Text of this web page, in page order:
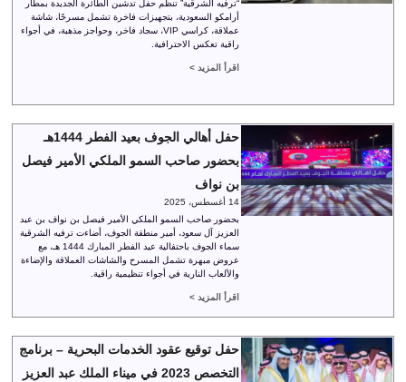
“ترفيه الشرقية” تنظم حفل تدشين الطائرة الجديدة بمطار
أرامكو السعودية، بتجهيزات فاخرة تشمل مسرحًا، شاشة
عملاقة، كراسي VIP، سجاد فاخر، وحواجز مذهبة، في أجواء
راقية تعكس الاحترافية.
اقرأ المزيد >
حفل أهالي الجوف بعيد الفطر 1444هـ
بحضور صاحب السمو الملكي الأمير فيصل
بن نواف
14 أغسطس، 2025
بحضور صاحب السمو الملكي الأمير فيصل بن نواف بن عبد
العزيز آل سعود، أمير منطقة الجوف، أضاءت ترفيه الشرقية
سماء الجوف باحتفالية عيد الفطر المبارك 1444 هـ، مع
عروض مبهرة تشمل المسرح والشاشات العملاقة والإضاءة
والألعاب النارية في أجواء تنظيمية راقية.
اقرأ المزيد >
حفل توقيع عقود الخدمات البحرية – برنامج
التخصص 2023 في ميناء الملك عبد العزيز